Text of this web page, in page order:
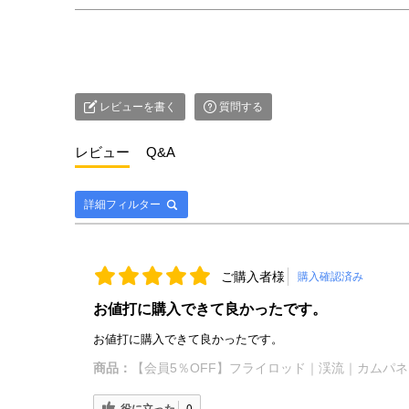
レビューを書く 質問する
レビュー Q&A
詳細フィルター
ご購入者様 購入確認済み
お値打に購入できて良かったです。
お値打に購入できて良かったです。
商品： 【会員5％OFF】フライロッド｜渓流｜カム